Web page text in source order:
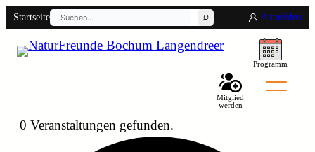
Startseite
Suchen
Anmelden
Programm
Mitglied
werden
0 Veranstaltungen gefunden.